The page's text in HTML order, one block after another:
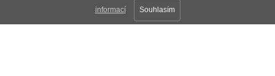
informací Souhlasím